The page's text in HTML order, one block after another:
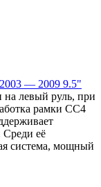
— 2009 9.5"
левый руль, при
рамки СС4
Среди её
система, мощный